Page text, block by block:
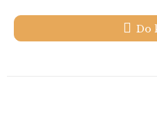
Do